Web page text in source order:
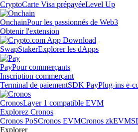
CryptoCarte Visa prépayéeLevel Up
OnchainPour les passionnés de Web3
Obtenir l'extension
SwapStakerExplorer les dApps
PayPour commerçants
Inscription commerçant
Terminal de paiementSDK PayPlug-ins e-
CronosLayer 1 compatible EVM
Explorez Cronos
Cronos PoSCronos EVMCronos zkEVM
Explorer